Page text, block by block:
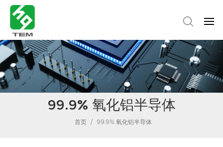
99.9% 氧化铝半导体
首页 / 99.9% 氧化铝半导体